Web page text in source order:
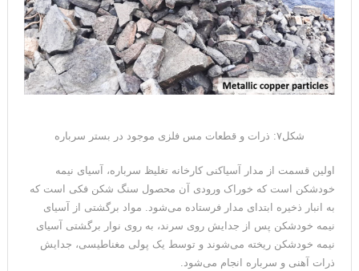
شکل۷: ذرات و قطعات مس فلزی موجود در بستر سرباره
اولین قسمت از مدار آسیاکنی کارخانه تغلیظ سرباره، آسیای نیمه
خودشکن است که خوراک ورودی آن محصول سنگ ‌شکن فکی است که
به انبار ذخیره ابتدای مدار فرستاده می‌شود. مواد برگشتی از آسیای
نیمه خودشکن پس از جدایش روی سرند، به روی نوار برگشتی آسیای
نیمه خودشکن ریخته می‌شوند و توسط یک پولی مغناطیسی‌، جدایش
ذرات آهنی و سرباره انجام می‌شود.